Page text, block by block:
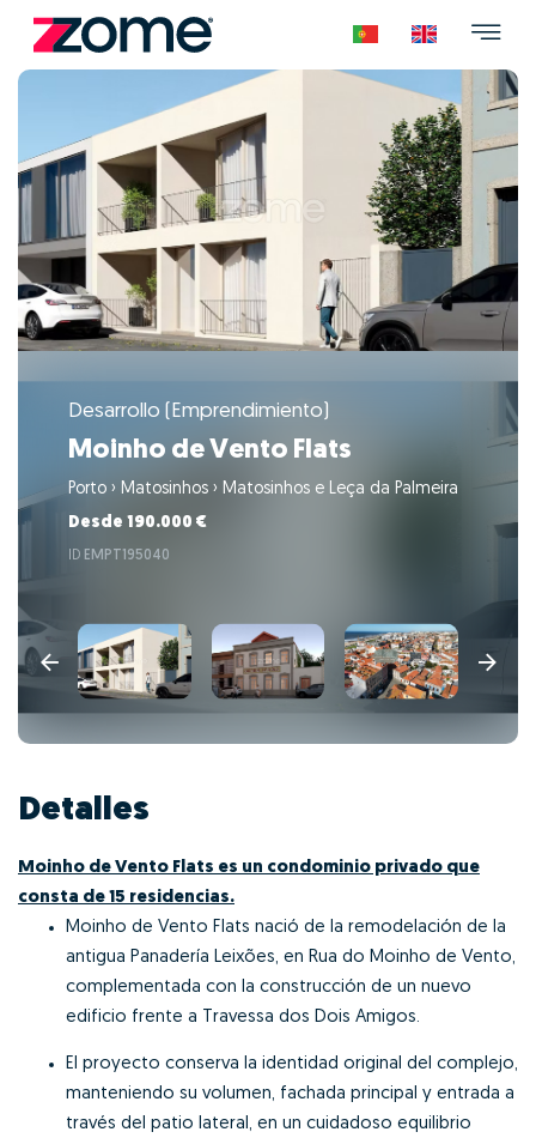
Desarrollo (Emprendimiento)
Moinho de Vento Flats
Porto › Matosinhos › Matosinhos e Leça da Palmeira
Desde 190.000 €
ID EMPT195040
Detalles
Moinho de Vento Flats es un condominio privado que
consta de 15 residencias.
Moinho de Vento Flats nació de la remodelación de la
antigua Panadería Leixões, en Rua do Moinho de Vento,
complementada con la construcción de un nuevo
edificio frente a Travessa dos Dois Amigos.
El proyecto conserva la identidad original del complejo,
manteniendo su volumen, fachada principal y entrada a
través del patio lateral, en un cuidadoso equilibrio